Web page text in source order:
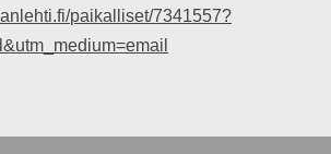
paikalliset/7341557?